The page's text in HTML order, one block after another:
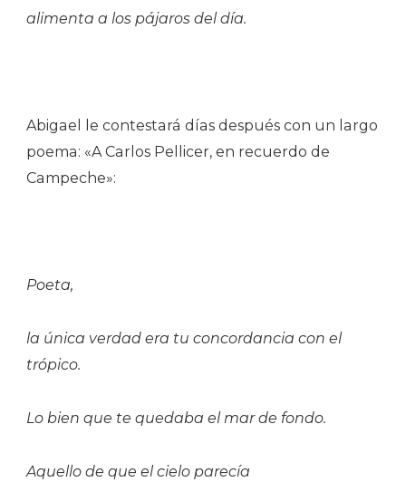
alimenta a los pájaros del día.
Abigael le contestará días después con un largo
poema: «A Carlos Pellicer, en recuerdo de
Campeche»:
Poeta,
la única verdad era tu concordancia con el
trópico.
Lo bien que te quedaba el mar de fondo.
Aquello de que el cielo parecía